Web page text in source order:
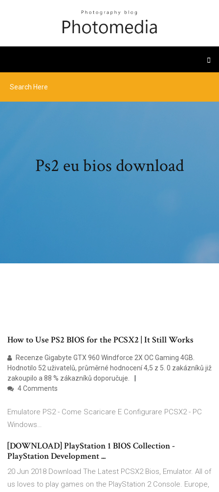
Ps2 eu bios download
How to Use PS2 BIOS for the PCSX2 | It Still Works
Recenze Gigabyte GTX 960 Windforce 2X OC Gaming 4GB.
Hodnotilo 52 uživatelů, průměrné hodnocení 4,5 z 5. 0 zakázníků již
zakoupilo a 88 % zákazníků doporučuje.
4 Comments
Emulatore PS2 - Come Scaricare E Configurare PCSX2 - PC
Windows…
[DOWNLOAD] PlayStation 1 BIOS Collection -
PlayStation Development ...
20 Jun 2018 Download The Latest PCSX2 Bios, Emulator. All of
us loves to play games on the PlayStation 2 Console. Europe,